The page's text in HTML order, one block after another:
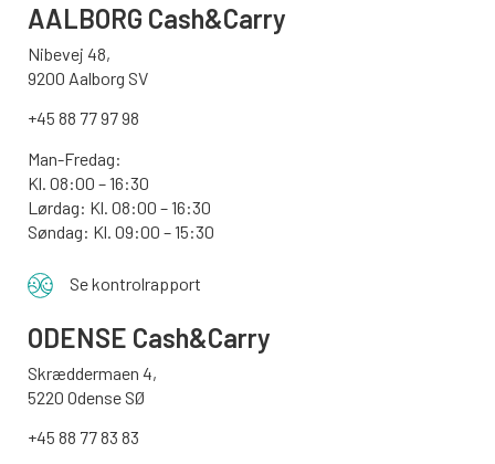
AALBORG Cash&Carry
Nibevej 48,
9200 Aalborg SV
+45 88 77 97 98
Man-Fredag:
Kl. 08:00 – 16:30
Lørdag: Kl. 08:00 – 16:30
Søndag: Kl. 09:00 – 15:30
Se kontrolrapport
ODENSE Cash&Carry
Skræddermaen 4,
5220 Odense SØ
+45 88 77 83 83